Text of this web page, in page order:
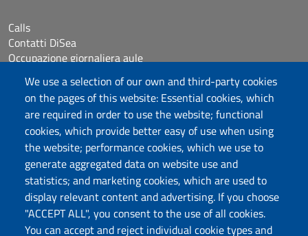
We use a selection of our own and third-party cookies
on the pages of this website: Essential cookies, which
are required in order to use the website; functional
cookies, which provide better easy of use when using
the website; performance cookies, which we use to
generate aggregated data on website use and
statistics; and marketing cookies, which are used to
display relevant content and advertising. If you choose
"ACCEPT ALL", you consent to the use of all cookies.
You can accept and reject individual cookie types and
Università degli Studi di Sassari
Dipartimento di Scienze Economiche e Aziendali
Via Muroni 25, 07100 Sassari
Tel: +39 079 213001
Calls
Contatti DiSea
Occupazione giornaliera aule
Prenotazione Sala riunioni
Follow us